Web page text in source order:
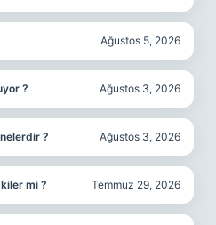
Ağustos 5, 2026
? Ağustos 3, 2026
? Ağustos 3, 2026
mi ? Temmuz 29, 2026